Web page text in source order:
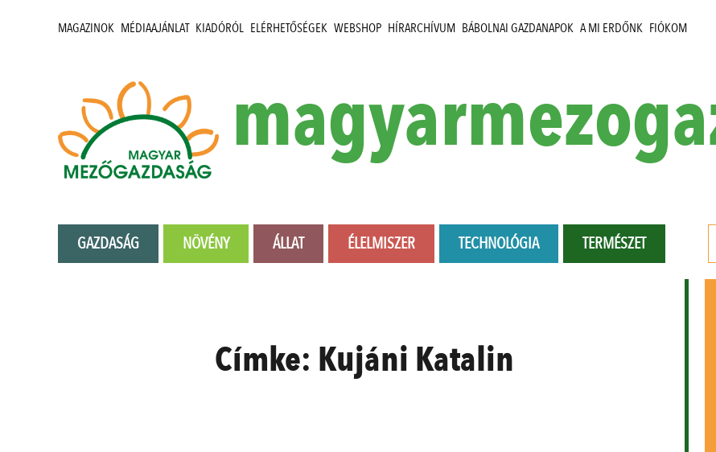
MAGAZINOK MÉDIAAJÁNLAT KIADÓRÓL ELÉRHETŐSÉGEK WEBSHOP HÍRARCHÍVUM BÁBOLNAI GAZDANAPOK A MI ERDŐNK FIÓKOM
GAZDASÁG NÖVÉNY ÁLLAT ÉLELMISZER TECHNOLÓGIA TERMÉSZET
Címke: Kujáni Katalin